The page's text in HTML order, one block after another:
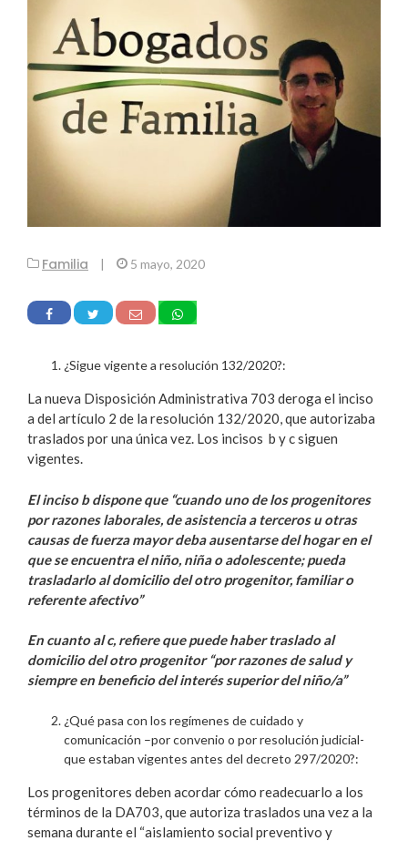
Familia | 5 mayo, 2020
¿Sigue vigente a resolución 132/2020?:
La nueva Disposición Administrativa 703 deroga el inciso
a del artículo 2 de la resolución 132/2020, que autorizaba
traslados por una única vez. Los incisos b y c siguen
vigentes.
El inciso b dispone que “cuando uno de los progenitores
por razones laborales, de asistencia a terceros u otras
causas de fuerza mayor deba ausentarse del hogar en el
que se encuentra el niño, niña o adolescente; pueda
trasladarlo al domicilio del otro progenitor, familiar o
referente afectivo”
En cuanto al c, refiere que puede haber traslado al
domicilio del otro progenitor “por razones de salud y
siempre en beneficio del interés superior del niño/a”
¿Qué pasa con los regímenes de cuidado y
comunicación –por convenio o por resolución judicial-
que estaban vigentes antes del decreto 297/2020?:
Los progenitores deben acordar cómo readecuarlo a los
términos de la DA703, que autoriza traslados una vez a la
semana durante el “aislamiento social preventivo y